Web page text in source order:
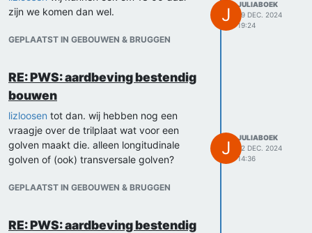
zijn we komen dan wel.
GEPLAATST IN GEBOUWEN & BRUGGEN
J
JULIABOEK
19 DEC. 2024
19:24
RE: PWS: aardbeving bestendig
bouwen
lizloosen tot dan. wij hebben nog een
vraagje over de trilplaat wat voor een
golven maakt die. alleen longitudinale
golven of (ook) transversale golven?
GEPLAATST IN GEBOUWEN & BRUGGEN
J
JULIABOEK
12 DEC. 2024
14:36
RE: PWS: aardbeving bestendig